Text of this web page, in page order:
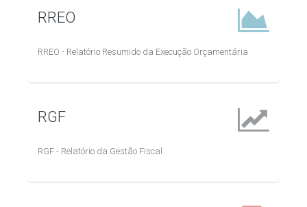
RREO
RREO - Relatório Resumido da Execução Orçamentária
RGF
RGF - Relatório da Gestão Fiscal